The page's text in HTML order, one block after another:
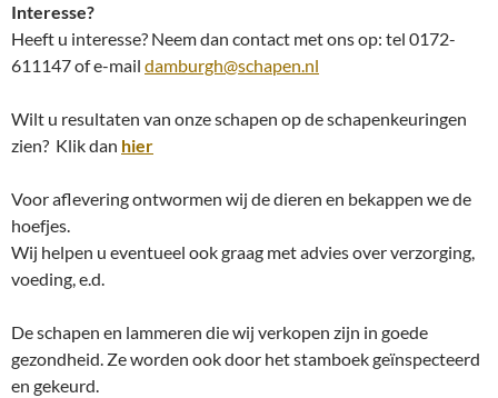
Interesse?
Heeft u interesse? Neem dan contact met ons op: tel 0172-
611147 of e-mail damburgh@schapen.nl
Wilt u resultaten van onze schapen op de schapenkeuringen
zien? Klik dan hier
Voor aflevering ontwormen wij de dieren en bekappen we de
hoefjes.
Wij helpen u eventueel ook graag met advies over verzorging,
voeding, e.d.
De schapen en lammeren die wij verkopen zijn in goede
gezondheid. Ze worden ook door het stamboek geïnspecteerd
en gekeurd.